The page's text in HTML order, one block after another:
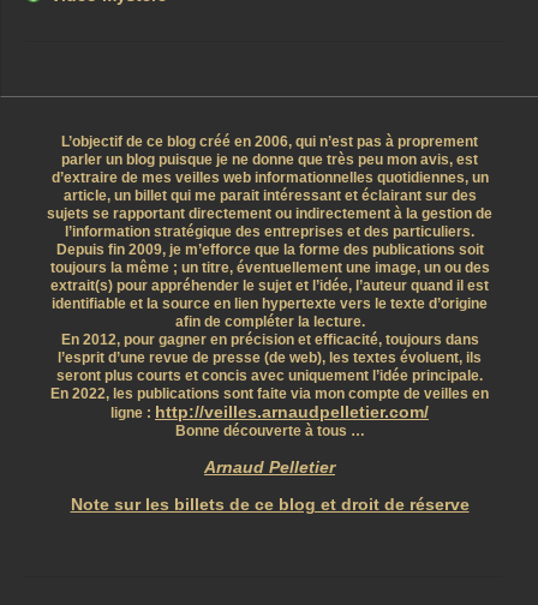
L’objectif de ce blog créé en 2006, qui n’est pas à proprement
parler un blog puisque je ne donne que très peu mon avis, est
d’extraire de mes veilles web informationnelles quotidiennes, un
article, un billet qui me parait intéressant et éclairant sur des
sujets se rapportant directement ou indirectement à la gestion de
l’information stratégique des entreprises et des particuliers.
Depuis fin 2009, je m’efforce que la forme des publications soit
toujours la même ; un titre, éventuellement une image, un ou des
extrait(s) pour appréhender le sujet et l’idée, l’auteur quand il est
identifiable et la source en lien hypertexte vers le texte d’origine
afin de compléter la lecture.
En 2012, pour gagner en précision et efficacité, toujours dans
l’esprit d’une revue de presse (de web), les textes évoluent, ils
seront plus courts et concis avec uniquement l’idée principale.
En 2022, les publications sont faite via mon compte de veilles en
ligne : http://veilles.arnaudpelletier.com/
Bonne découverte à tous …
Arnaud Pelletier
Note sur les billets de ce blog et droit de réserve